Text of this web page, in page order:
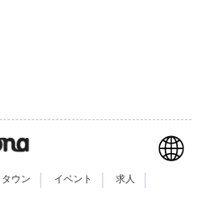
タウン イベント 求人